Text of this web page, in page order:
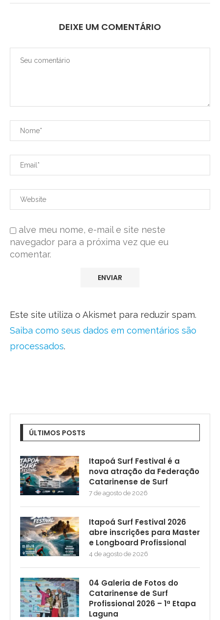
DEIXE UM COMENTÁRIO
alve meu nome, e-mail e site neste
navegador para a próxima vez que eu
comentar.
Este site utiliza o Akismet para reduzir spam.
Saiba como seus dados em comentários são
processados.
ÚLTIMOS POSTS
Itapoá Surf Festival é a
nova atração da Federação
Catarinense de Surf
7 de agosto de 2026
Itapoá Surf Festival 2026
abre inscrições para Master
e Longboard Profissional
4 de agosto de 2026
04 Galeria de Fotos do
Catarinense de Surf
Profissional 2026 – 1ª Etapa
Laguna